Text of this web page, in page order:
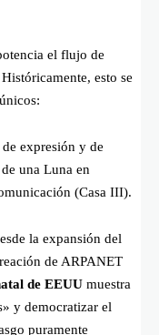
el flujo de
esto se
expresión y de
una Luna en
(Casa III).
la expansión del
de ARPANET
de EEUU muestra
y democratizar el
puramente